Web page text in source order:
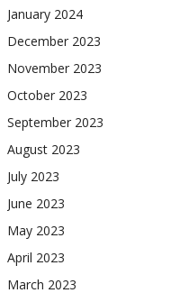
January 2024
December 2023
November 2023
October 2023
September 2023
August 2023
July 2023
June 2023
May 2023
April 2023
March 2023